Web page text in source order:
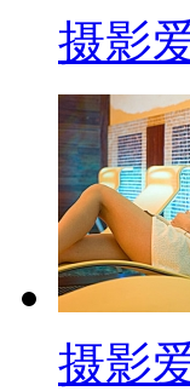
摄影
摄影